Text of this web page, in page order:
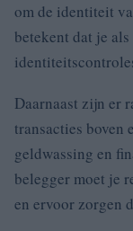
om de identiteit
betekent dat je
Daarnaast zijn er
transacties boven
geldwassing en
belegger moet je
en ervoor zorgen